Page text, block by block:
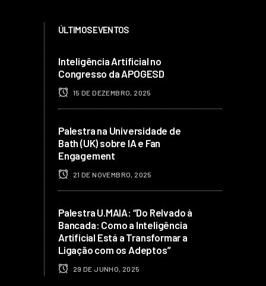
ÚLTIMOS EVENTOS
Inteligência Artificial no
Congresso da APOGESD
15 DE DEZEMBRO, 2025
Palestra na Universidade de
Bath (UK) sobre IA e Fan
Engagement
21 DE NOVEMBRO, 2025
Palestra U.MAIA: “Do Relvado à
Bancada: Como a Inteligência
Artificial Está a Transformar a
Ligação com os Adeptos”
29 DE JUNHO, 2025